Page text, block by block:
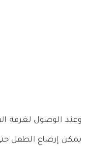
وعند الوصول لغرفة
يمكن إرضاع الطفل